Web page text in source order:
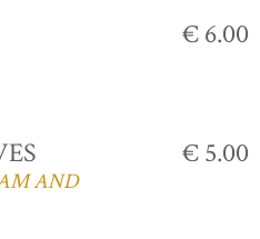
€ 6.00
AND
€ 5.00